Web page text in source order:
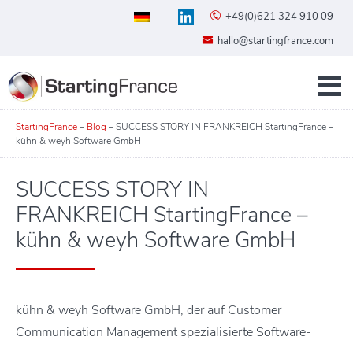
+49(0)621 324 910 09
hallo@startingfrance.com
StartingFrance– Blog –SUCCESS STORY IN FRANKREICH StartingFrance –
kühn & weyh Software GmbH
SUCCESS STORY IN
FRANKREICH StartingFrance –
kühn & weyh Software GmbH
kühn & weyh Software GmbH, der auf Customer
Communication Management spezialisierte Software-